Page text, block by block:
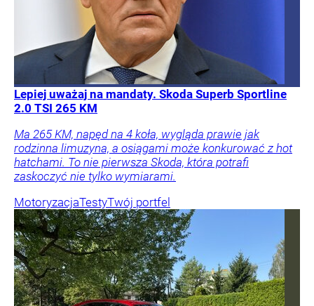
Lepiej uważaj na mandaty. Skoda Superb Sportline
2.0 TSI 265 KM
Ma 265 KM, napęd na 4 koła, wygląda prawie jak
rodzinna limuzyna, a osiągami może konkurować z hot
hatchami. To nie pierwsza Skoda, która potrafi
zaskoczyć nie tylko wymiarami.
MotoryzacjaTestyTwój portfel